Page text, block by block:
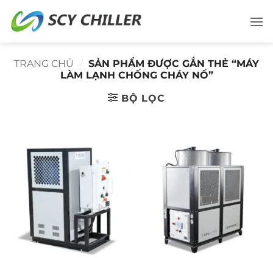
qua
TRANG CHỦ
/ SẢN PHẨM ĐƯỢC GẮN THẺ “MÁY
LÀM LẠNH CHỐNG CHÁY NỔ”
BỘ LỌC